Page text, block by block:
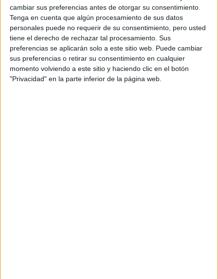
cambiar sus preferencias antes de otorgar su consentimiento.
Tenga en cuenta que algún procesamiento de sus datos
personales puede no requerir de su consentimiento, pero usted
tiene el derecho de rechazar tal procesamiento. Sus
preferencias se aplicarán solo a este sitio web. Puede cambiar
sus preferencias o retirar su consentimiento en cualquier
momento volviendo a este sitio y haciendo clic en el botón
"Privacidad" en la parte inferior de la página web.
Soy estudiante de:*
Términos y Condiciones de Uso
Aceptolos Términos y Condicionesde uso*